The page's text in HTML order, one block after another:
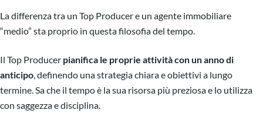
La differenza tra un Top Producer e un agente immobiliare
“medio” sta proprio in questa filosofia del tempo.
Il Top Producer pianifica le proprie attività con un anno di
anticipo, definendo una strategia chiara e obiettivi a lungo
termine. Sa che il tempo è la sua risorsa più preziosa e lo utilizza
con saggezza e disciplina.